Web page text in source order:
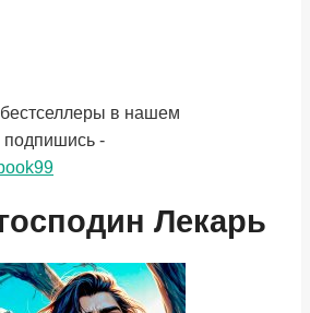
в нашем
подпишись -
Лекарь